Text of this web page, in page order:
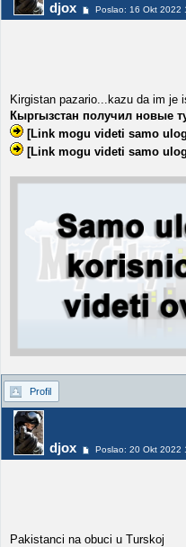
djox Poslao: 16 Okt 2022
Kirgistan pazario...kazu da im je
Кыргызстан получил новые
[Link mogu videti samo
[Link mogu videti samo
Profil
djox Poslao: 20 Okt 2022
Pakistanci na obuci u Turskoj